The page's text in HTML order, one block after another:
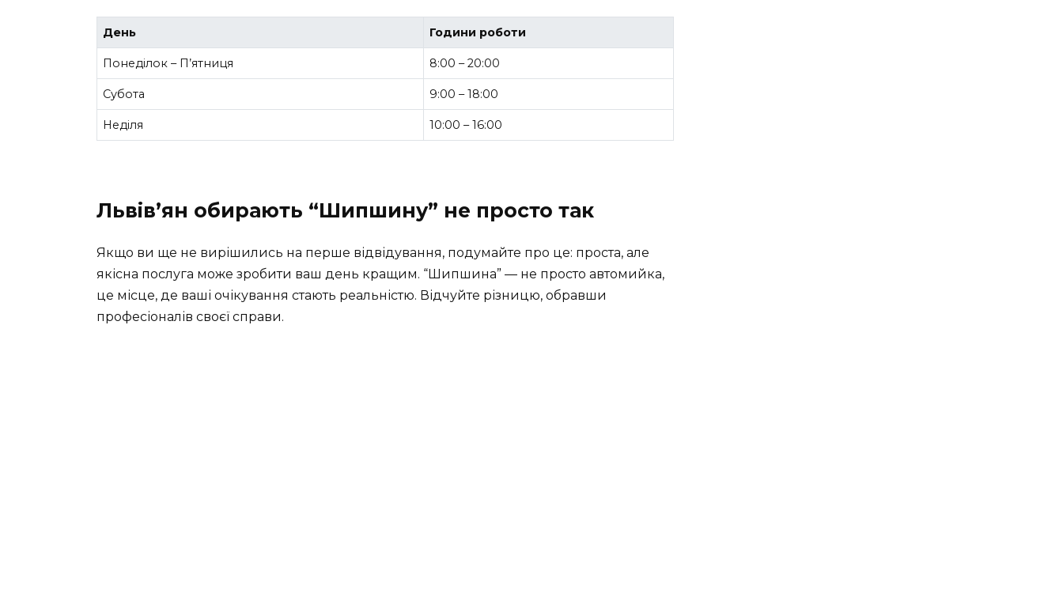
День Години роботи
Понеділок – П’ятниця 8:00 – 20:00
Субота 9:00 – 18:00
Неділя 10:00 – 16:00
Львів’ян обирають “Шипшину” не просто так
Якщо ви ще не вирішились на перше відвідування, подумайте про це: проста, але
якісна послуга може зробити ваш день кращим. “Шипшина” — не просто автомийка,
це місце, де ваші очікування стають реальністю. Відчуйте різницю, обравши
професіоналів своєї справи.